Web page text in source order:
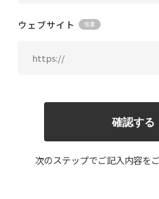
ウェブサイト
確認する
次のステップでご記入内容を